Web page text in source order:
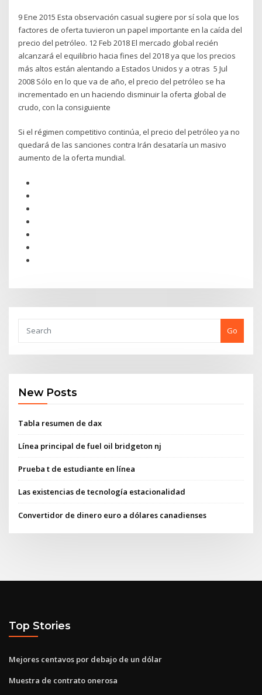
9 Ene 2015 Esta observación casual sugiere por sí sola que los
factores de oferta tuvieron un papel importante en la caída del
precio del petróleo. 12 Feb 2018 El mercado global recién
alcanzará el equilibrio hacia fines del 2018 ya que los precios
más altos están alentando a Estados Unidos y a otras 5 Jul
2008 Sólo en lo que va de año, el precio del petróleo se ha
incrementado en un haciendo disminuir la oferta global de
crudo, con la consiguiente
Si el régimen competitivo continúa, el precio del petróleo ya no
quedará de las sanciones contra Irán desataría un masivo
aumento de la oferta mundial.
Go
New Posts
Tabla resumen de dax
Línea principal de fuel oil bridgeton nj
Prueba t de estudiante en línea
Las existencias de tecnología estacionalidad
Convertidor de dinero euro a dólares canadienses
Top Stories
Mejores centavos por debajo de un dólar
Muestra de contrato onerosa